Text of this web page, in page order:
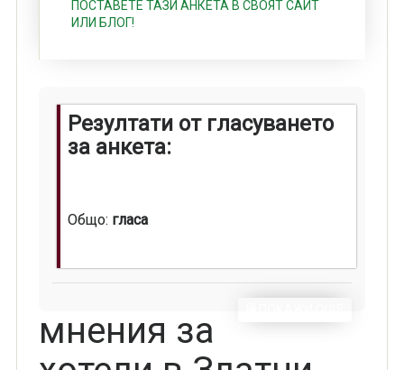
ПОСТАВЕТЕ ТАЗИ АНКЕТА В СВОЯТ САЙТ
ИЛИ БЛОГ!
Резултати от гласуването
за анкета:
Общо: гласа
мнения за